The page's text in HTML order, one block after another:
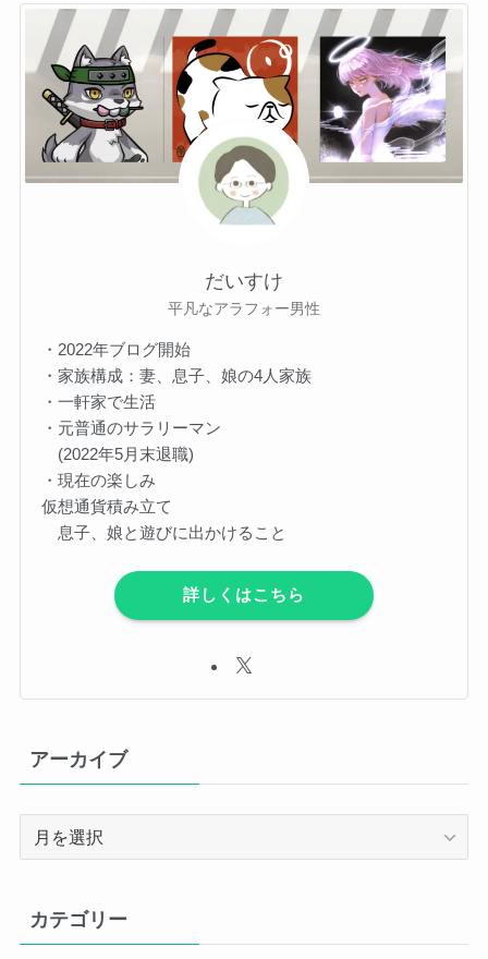
だいすけ
平凡なアラフォー男性
・2022年ブログ開始
・家族構成：妻、息子、娘の4人家族
・一軒家で生活
・元普通のサラリーマン
(2022年5月末退職)
・現在の楽しみ
仮想通貨積み立て
息子、娘と遊びに出かけること
詳しくはこちら
アーカイブ
ブ
カテゴリー